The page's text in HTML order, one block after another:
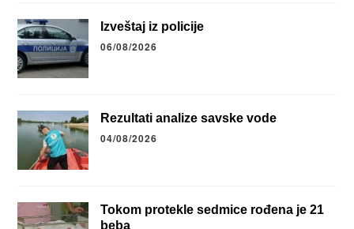
Izveštaj iz policije
06/08/2026
Rezultati analize savske vode
04/08/2026
Tokom protekle sedmice rođena je 21
beba